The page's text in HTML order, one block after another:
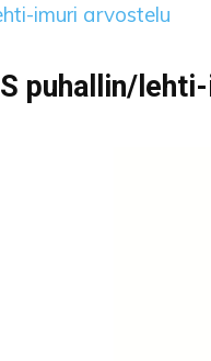
imuri arvostelu
puhallin/